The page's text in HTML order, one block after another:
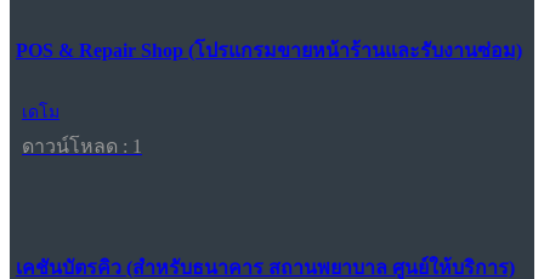
POS & Repair Shop (โปรแกรมขายหน้าร้านและรับงานซ่อม)
เดโม
ดาวน์โหลด : 1
เคชันบัตรคิว (สำหรับธนาคาร สถานพยาบาล ศูนย์ให้บริการ)